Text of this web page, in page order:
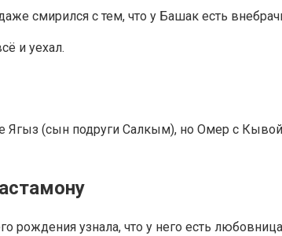
смирился с тем, что у Башак есть
и уехал.
Ягыз (сын подруги Салкым), но Омер с
узнала, что у него есть